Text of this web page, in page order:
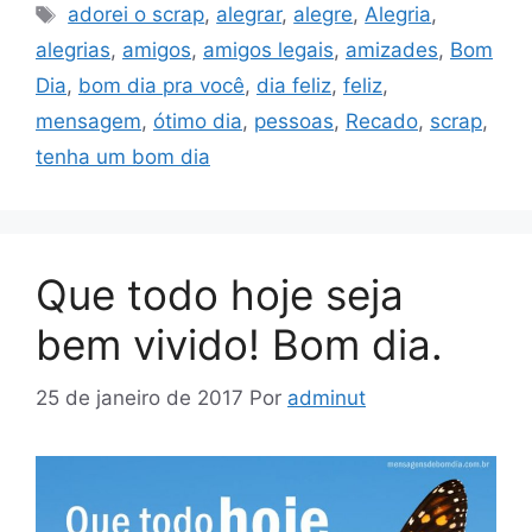
Tags
adorei o scrap, alegrar, alegre,Alegria,
alegrias, amigos, amigos legais, amizades, Bom
Dia, bom dia pra você, dia feliz, feliz,
mensagem, ótimo dia, pessoas, Recado, scrap,
tenha um bom dia
Que todo hoje seja
bem vivido! Bom dia.
25 de janeiro de 2017 Por adminut